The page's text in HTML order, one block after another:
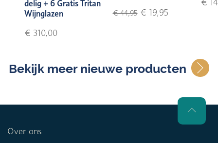
delig + 6 Gratis Tritan
Wijnglazen
€ 310,00
€ 44,95€ 19,95
€
Bekijk meer nieuwe producten
Over ons